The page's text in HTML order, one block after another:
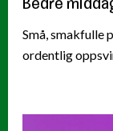
Bedre
Små, smakfulle
ordentlig